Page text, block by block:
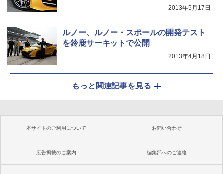
2013年5月17日
ルノー、ルノー・スポールの開発テスト
を鈴鹿サーキットで公開
2013年4月18日
もっと関連記事を見る
本サイトのご利用について お問い合わせ
広告掲載のご案内 編集部へのご連絡